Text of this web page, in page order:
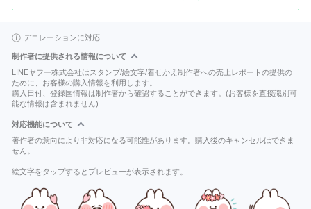
デコレーションに対応
制作者に提供される情報について
LINEヤフー株式会社はスタンプ/絵文字/着せかえ制作者への売上レポートの提供の
ために、お客様の購入情報を利用します。
購入日付、登録国情報は制作者から確認することができます。(お客様を直接識別可
能な情報は含まれません)
対応機能について
著作者の意向により非対応になる可能性があります。購入後のキャンセルはできま
せん。
絵文字をタップするとプレビューが表示されます。